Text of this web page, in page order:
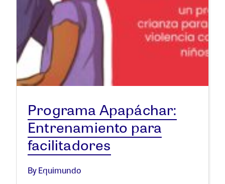
Programa Apapáchar:
Entrenamiento para
facilitadores
By Equimundo